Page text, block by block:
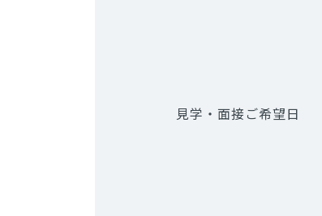
見学・面接ご希望日